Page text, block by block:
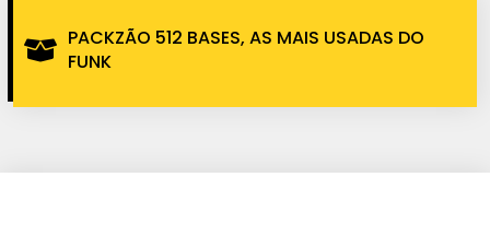
PACKZÃO 512 BASES, AS MAIS USADAS DO
FUNK